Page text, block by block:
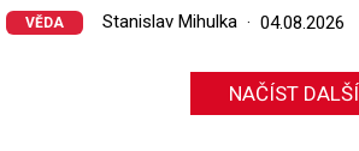
VĚDA Stanislav Mihulka 04.08.2026
NAČÍST DALŠÍ